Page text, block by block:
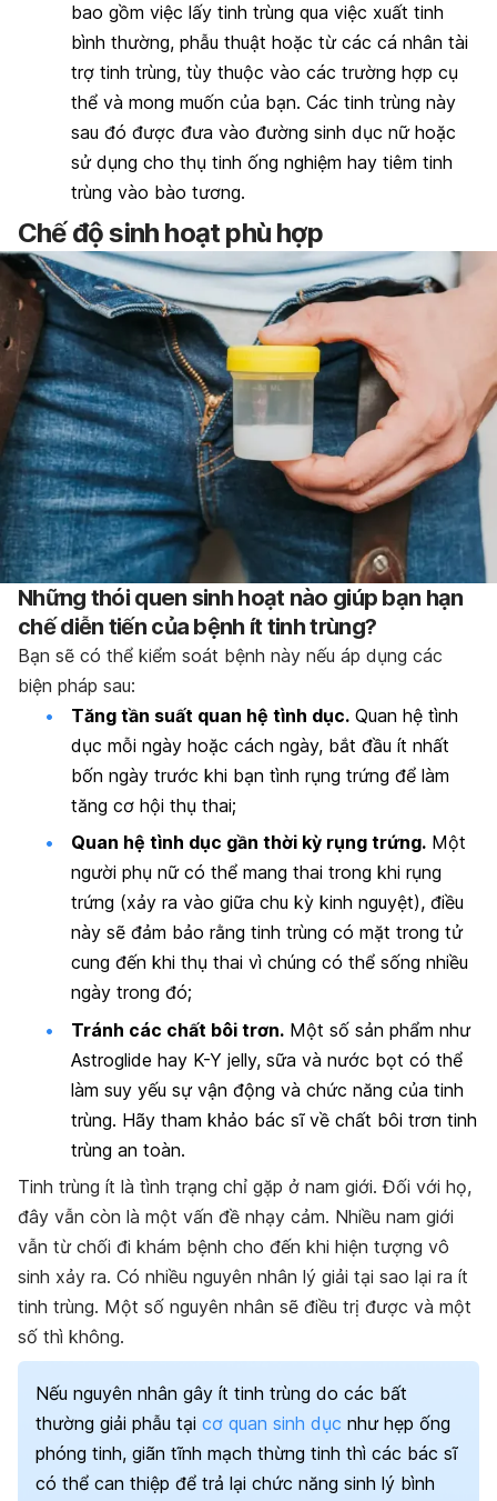
bao gồm việc lấy tinh trùng qua việc xuất tinh
bình thường, phẫu thuật hoặc từ các cá nhân tài
trợ tinh trùng, tùy thuộc vào các trường hợp cụ
thể và mong muốn của bạn. Các tinh trùng này
sau đó được đưa vào đường sinh dục nữ hoặc
sử dụng cho thụ tinh ống nghiệm hay tiêm tinh
trùng vào bào tương.
Chế độ sinh hoạt phù hợp
Những thói quen sinh hoạt nào giúp bạn hạn
chế diễn tiến của bệnh ít tinh trùng?
Bạn sẽ có thể kiểm soát bệnh này nếu áp dụng các
biện pháp sau:
Tăng tần suất quan hệ tình dục. Quan hệ tình
dục mỗi ngày hoặc cách ngày, bắt đầu ít nhất
bốn ngày trước khi bạn tình rụng trứng để làm
tăng cơ hội thụ thai;
Quan hệ tình dục gần thời kỳ rụng trứng. Một
người phụ nữ có thể mang thai trong khi rụng
trứng (xảy ra vào giữa chu kỳ kinh nguyệt), điều
này sẽ đảm bảo rằng tinh trùng có mặt trong tử
cung đến khi thụ thai vì chúng có thể sống nhiều
ngày trong đó;
Tránh các chất bôi trơn. Một số sản phẩm như
Astroglide hay K-Y jelly, sữa và nước bọt có thể
làm suy yếu sự vận động và chức năng của tinh
trùng. Hãy tham khảo bác sĩ về chất bôi trơn tinh
trùng an toàn.
Tinh trùng ít là tình trạng chỉ gặp ở nam giới. Đối với họ,
đây vẫn còn là một vấn đề nhạy cảm. Nhiều nam giới
vẫn từ chối đi khám bệnh cho đến khi hiện tượng vô
sinh xảy ra. Có nhiều nguyên nhân lý giải tại sao lại ra ít
tinh trùng. Một số nguyên nhân sẽ điều trị được và một
số thì không.
Nếu nguyên nhân gây ít tinh trùng do các bất
thường giải phẫu tại cơ quan sinh dục như hẹp ống
phóng tinh, giãn tĩnh mạch thừng tinh thì các bác sĩ
có thể can thiệp để trả lại chức năng sinh lý bình